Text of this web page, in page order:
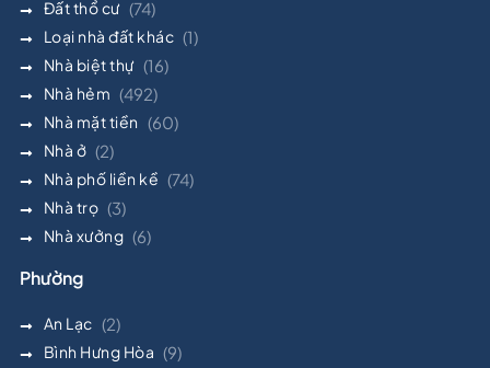
Đất thổ cư (74)
Loại nhà đất khác (1)
Nhà biệt thự (16)
Nhà hẻm (492)
Nhà mặt tiền (60)
Nhà ở (2)
Nhà phố liền kề (74)
Nhà trọ (3)
Nhà xưởng (6)
Phường
An Lạc (2)
Bình Hưng Hòa (9)